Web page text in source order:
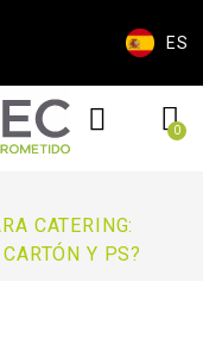
ES
CATERING:
Y PS?